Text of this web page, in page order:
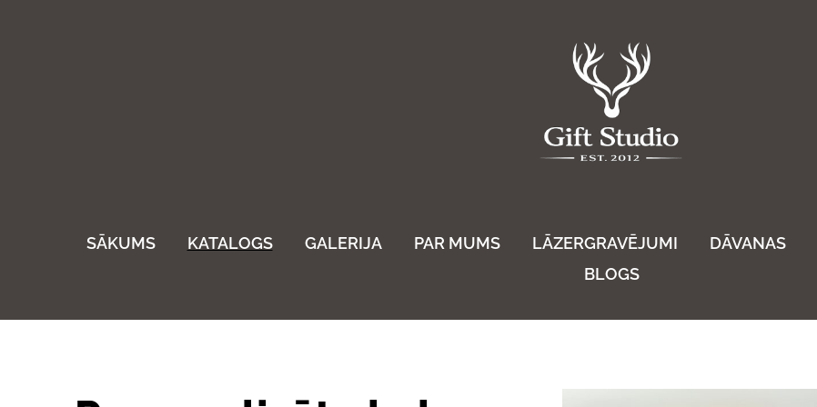
SĀKUMS KATALOGS GALERIJA PAR MUMS LĀZERGRAVĒJUMI DĀVANAS
BLOGS